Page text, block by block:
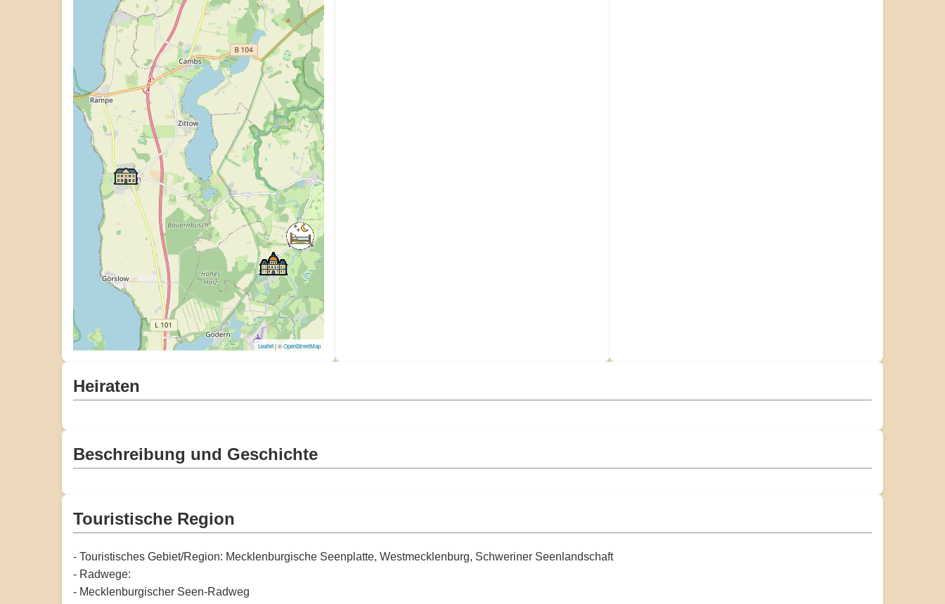
Leaflet| ©OpenStreetMap
Heiraten
Beschreibung und Geschichte
Touristische Region
- Touristisches Gebiet/Region: Mecklenburgische Seenplatte, Westmecklenburg, Schweriner Seenlandschaft
- Radwege:
- Mecklenburgischer Seen-Radweg